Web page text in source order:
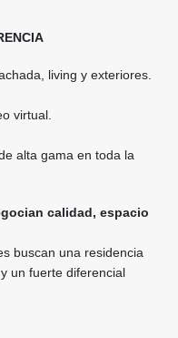
living y exteriores.
virtual.
alta gama en toda la
calidad, espacio
buscan una residencia
un fuerte diferencial